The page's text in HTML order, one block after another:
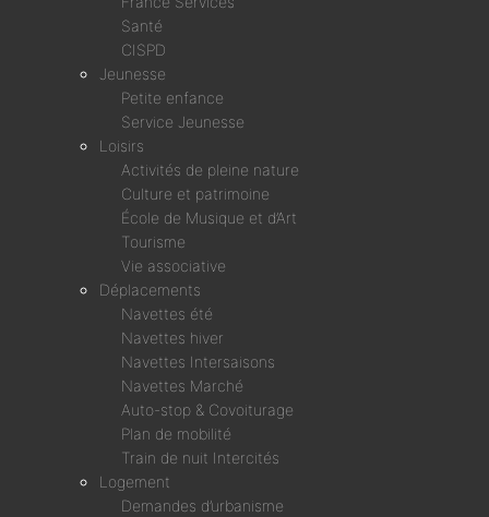
Santé
CISPD
Jeunesse
Petite enfance
Service Jeunesse
Loisirs
Activités de pleine nature
Culture et patrimoine
École de Musique et d’Art
Tourisme
Vie associative
Déplacements
Navettes été
Navettes hiver
Navettes Intersaisons
Navettes Marché
Auto-stop & Covoiturage
Plan de mobilité
Train de nuit Intercités
Logement
Demandes d’urbanisme